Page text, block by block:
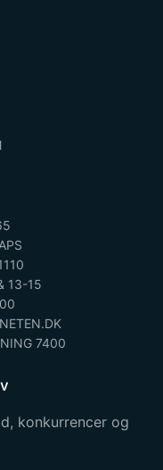
13-15
7400
konkurrencer og